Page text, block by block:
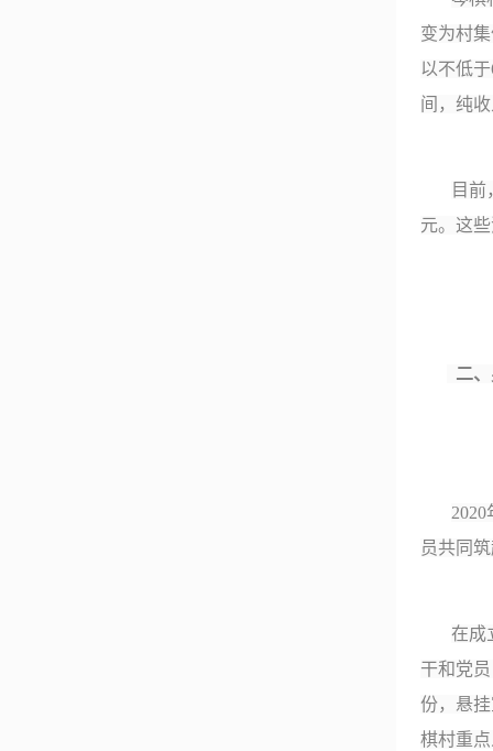
变为村
以不低于
间，纯
目前
元。这
二
2020
员共同
在成
干和党
份，悬
棋村重